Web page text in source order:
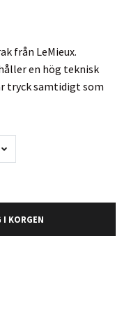
från LeMieux.
en hög teknisk
tryck samtidigt som
I KORGEN